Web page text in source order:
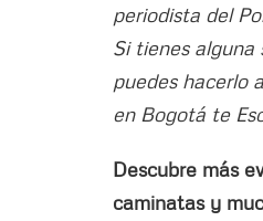
periodista del
Si tienes alguna
puedes hacerlo
en Bogotá te
Descubre más
caminatas y